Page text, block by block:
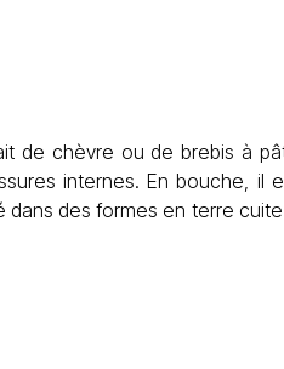
de chèvre ou de brebis à
internes. En bouche, il
des formes en terre